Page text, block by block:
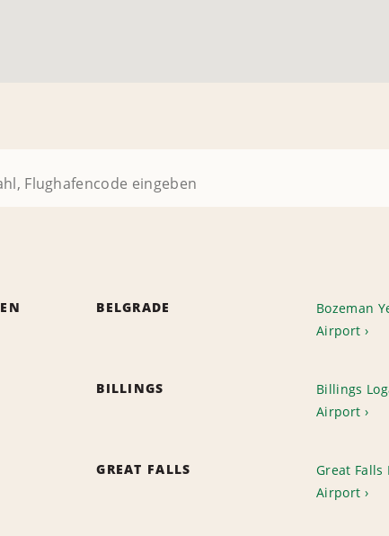
BELGRADE
Bozeman
Airport
BILLINGS
Billings
Airport
GREAT FALLS
Great
Airport